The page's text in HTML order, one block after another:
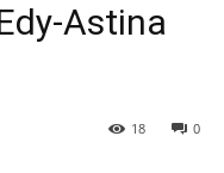
Astina
0
18